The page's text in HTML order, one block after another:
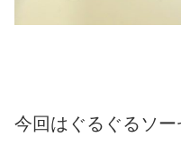
今回はぐるぐるソ